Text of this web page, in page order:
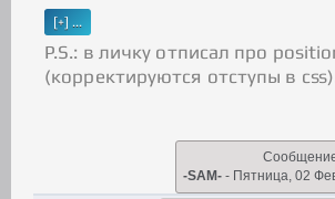
P.S.: в личку отписал про
(корректируются отступы в
-SAM- - Пятница, 02